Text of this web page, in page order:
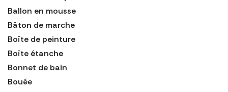
Ballon en mousse
Bâton de marche
Boîte de peinture
Boîte étanche
Bonnet de bain
Bouée